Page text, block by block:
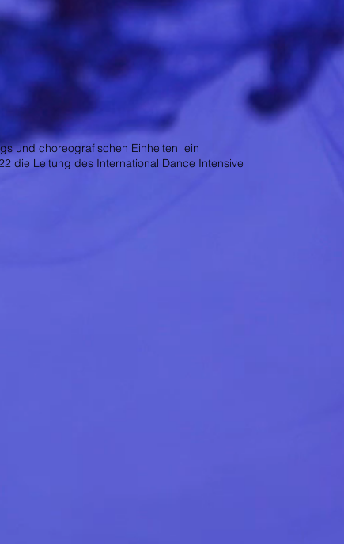
und choreografischen Einheiten ein
die Leitung des International Dance Intensive